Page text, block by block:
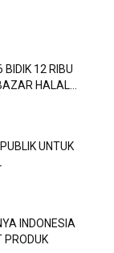
BIDIK 12 RIBU
HALAL...
UNTUK
INDONESIA
PRODUK